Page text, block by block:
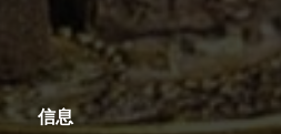
信息